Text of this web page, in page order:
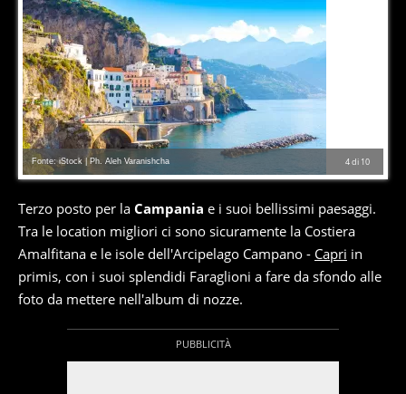
4di 10
Fonte: iStock | Ph. Aleh Varanishcha
Terzo posto per la Campania e i suoi bellissimi paesaggi.
Tra le location migliori ci sono sicuramente la Costiera
Amalfitana e le isole dell'Arcipelago Campano - Capri in
primis, con i suoi splendidi Faraglioni a fare da sfondo alle
foto da mettere nell'album di nozze.